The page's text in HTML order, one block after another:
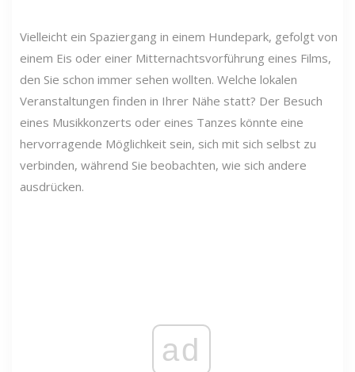
Vielleicht ein Spaziergang in einem Hundepark, gefolgt von
einem Eis oder einer Mitternachtsvorführung eines Films,
den Sie schon immer sehen wollten. Welche lokalen
Veranstaltungen finden in Ihrer Nähe statt? Der Besuch
eines Musikkonzerts oder eines Tanzes könnte eine
hervorragende Möglichkeit sein, sich mit sich selbst zu
verbinden, während Sie beobachten, wie sich andere
ausdrücken.
ad